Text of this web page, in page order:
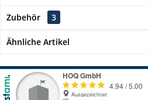
Zubehör 3
Ähnliche Artikel